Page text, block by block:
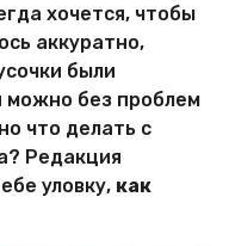
хочется, чтобы
аккуратно,
были
можно без проблем
что делать с
Редакция
уловку, как